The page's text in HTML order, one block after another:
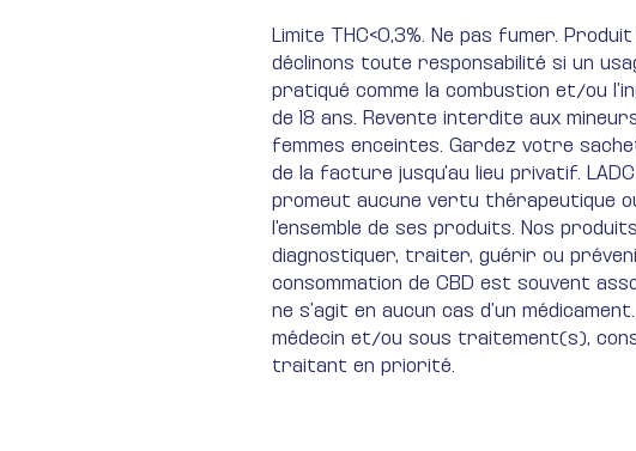
Limite THC<0,3%. Ne pas fumer.
déclinons toute responsabilité si un
pratiqué comme la combustion et/ou
de 18 ans. Revente interdite aux
femmes enceintes. Gardez votre
de la facture jusqu'au lieu privatif.
promeut aucune vertu thérapeutique
l'ensemble de ses produits. Nos
diagnostiquer, traiter, guérir ou
consommation de CBD est souvent
ne s’agit en aucun cas d’un
médecin et/ou sous traitement(s),
traitant en priorité.